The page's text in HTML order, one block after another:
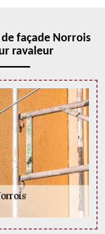
façade Norrois
ravaleur